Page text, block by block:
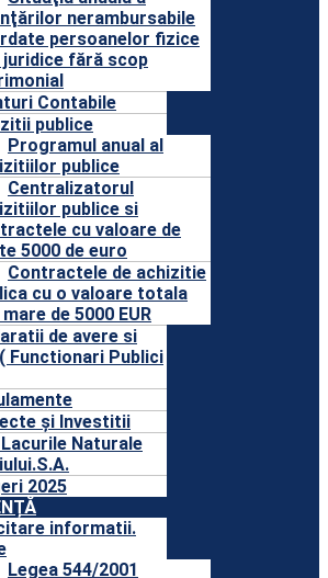
nerambursabile
persoanelor fizice
juridice fără scop
Contabile
publice
Programul anual al
publice
Centralizatorul
publice si
cu valoare de
5000 de euro
Contractele de achizitie
cu o valoare totala
de 5000 EUR
de avere si
Functionari Publici
și Investitii
Lacurile Naturale
2025
informatii.
Legea 544/2001